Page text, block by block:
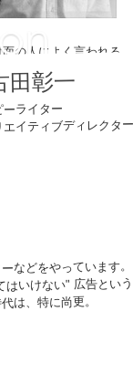
佐藤延夫
にがしか書いていられ
でとっても怖いです
られてる私は幸せな
３６歳
の人によく言われる。
いな名前ですね」
返す。「ええ、名前だ
と、初対面の人が笑っ
っと、気持ちフクザツ
田彰一
ーライター
エイティブディレクタ
などをやっています。
いけない" 広告という
は、特に尚更。